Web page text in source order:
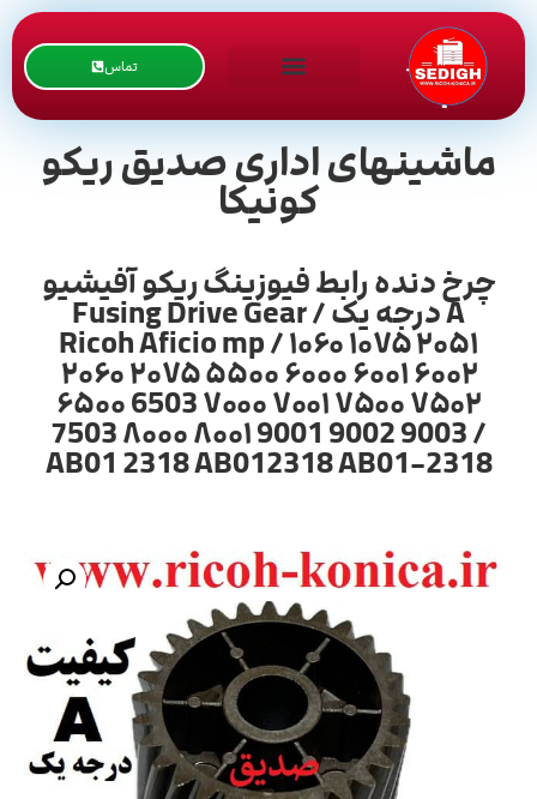
تماس
ماشینهای اداری صدیق ریکو
کونیکا
چرخ دنده رابط فیوزینگ ریکو آفیشیو
A درجه یک / Fusing Drive Gear
Ricoh Aficio mp / ۱۰۶۰ ۱۰۷۵ ۲۰۵۱
۲۰۶۰ ۲۰۷۵ ۵۵۰۰ ۶۰۰۰ ۶۰۰۱ ۶۰۰۲
۶۵۰۰ 6503 ۷۰۰۰ ۷۰۰۱ ۷۵۰۰ ۷۵۰۲
7503 ۸۰۰۰ ۸۰۰۱ 9001 9002 9003 /
AB01 2318 AB012318 AB01-2318